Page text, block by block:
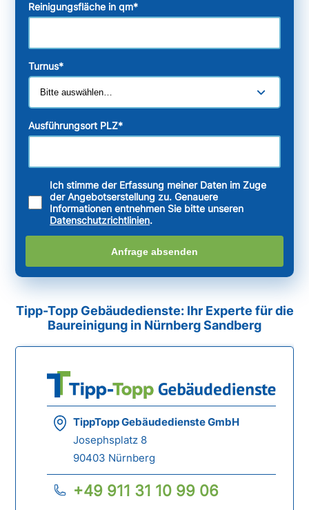
Reinigungsfläche in qm*
Turnus*
Ausführungsort PLZ*
Ich stimme der Erfassung meiner Daten im Zuge
der Angebotserstellung zu. Genauere
Informationen entnehmen Sie bitte unseren
Datenschutzrichtlinien.
Anfrage absenden
Tipp-Topp Gebäudedienste: Ihr Experte für die
Baureinigung in Nürnberg Sandberg
TippTopp Gebäudedienste GmbH
Josephsplatz 8
90403 Nürnberg
+49 911 31 10 99 06